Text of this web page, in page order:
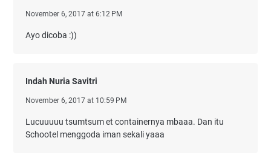
November 6, 2017 at 6:12 PM
Ayo dicoba :))
Indah Nuria Savitri
November 6, 2017 at 10:59 PM
Lucuuuuu tsumtsum et containernya mbaaa. Dan itu
Schootel menggoda iman sekali yaaa